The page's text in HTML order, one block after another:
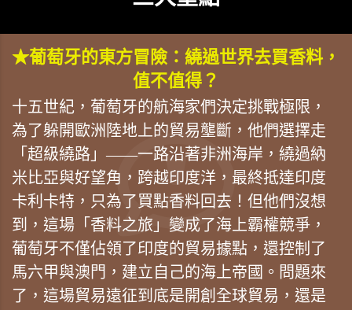
★葡萄牙的東方冒險：繞過世界去買香料，
值不值得？
十五世紀，葡萄牙的航海家們決定挑戰極限，
為了躲開歐洲陸地上的貿易壟斷，他們選擇走
「超級繞路」——一路沿著非洲海岸，繞過納
米比亞與好望角，跨越印度洋，最終抵達印度
卡利卡特，只為了買點香料回去！但他們沒想
到，這場「香料之旅」變成了海上霸權競爭，
葡萄牙不僅佔領了印度的貿易據點，還控制了
馬六甲與澳門，建立自己的海上帝國。問題來
了，這場貿易遠征到底是開創全球貿易，還是